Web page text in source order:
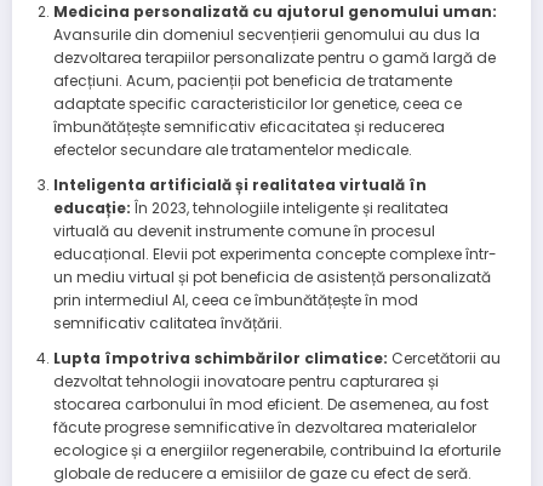
Medicina personalizată cu ajutorul genomului uman:
Avansurile din domeniul secvențierii genomului au dus la
dezvoltarea terapiilor personalizate pentru o gamă largă de
afecțiuni. Acum, pacienții pot beneficia de tratamente
adaptate specific caracteristicilor lor genetice, ceea ce
îmbunătățește semnificativ eficacitatea și reducerea
efectelor secundare ale tratamentelor medicale.
Inteligenta artificială și realitatea virtuală în
educație: În 2023, tehnologiile inteligente și realitatea
virtuală au devenit instrumente comune în procesul
educațional. Elevii pot experimenta concepte complexe într-
un mediu virtual și pot beneficia de asistență personalizată
prin intermediul AI, ceea ce îmbunătățește în mod
semnificativ calitatea învățării.
Lupta împotriva schimbărilor climatice: Cercetătorii au
dezvoltat tehnologii inovatoare pentru capturarea și
stocarea carbonului în mod eficient. De asemenea, au fost
făcute progrese semnificative în dezvoltarea materialelor
ecologice și a energiilor regenerabile, contribuind la eforturile
globale de reducere a emisiilor de gaze cu efect de seră.